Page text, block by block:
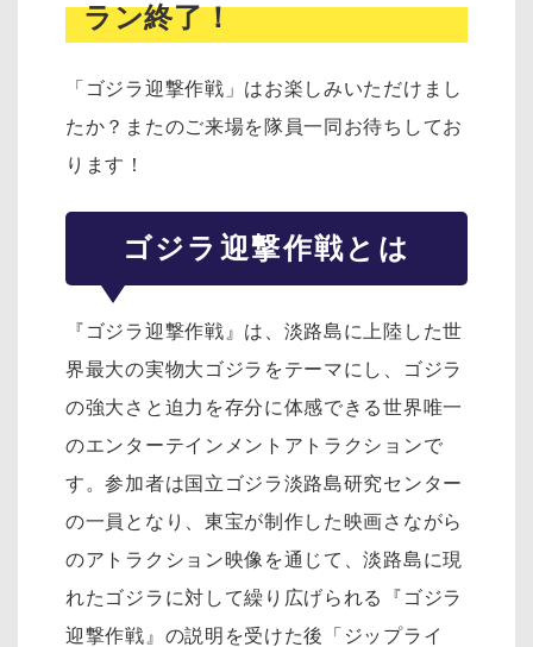
ラン終了！
「ゴジラ迎撃作戦」はお楽しみいただけまし
たか？またのご来場を隊員一同お待ちしてお
ります！
ゴジラ迎撃作戦とは
『ゴジラ迎撃作戦』は、淡路島に上陸した世
界最大の実物大ゴジラをテーマにし、ゴジラ
の強大さと迫力を存分に体感できる世界唯一
のエンターテインメントアトラクションで
す。参加者は国立ゴジラ淡路島研究センター
の一員となり、東宝が制作した映画さながら
のアトラクション映像を通じて、淡路島に現
れたゴジラに対して繰り広げられる『ゴジラ
迎撃作戦』の説明を受けた後「ジップライ